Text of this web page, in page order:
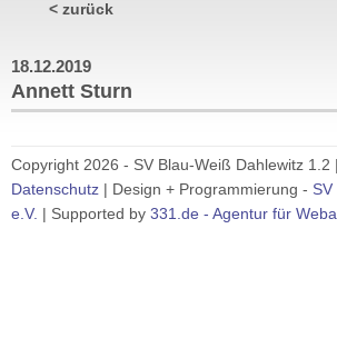
< zurück
18.12.2019
Annett Sturn
Copyright 2026 - SV Blau-Weiß Dahlewitz 1.2 |
Datenschutz | Design + Programmierung -
e.V. | Supported by 331.de - Agentur für